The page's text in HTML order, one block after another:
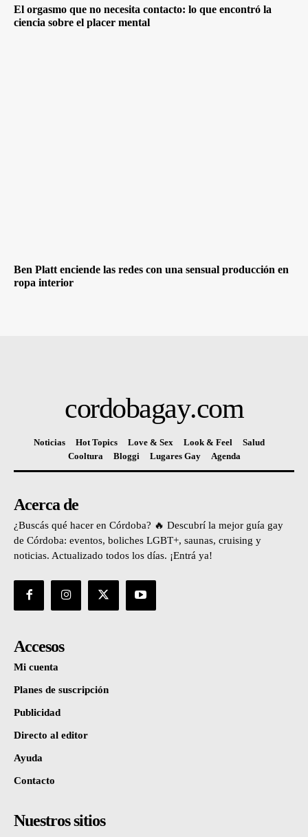
El orgasmo que no necesita contacto: lo que encontró la
ciencia sobre el placer mental
Ben Platt enciende las redes con una sensual producción en
ropa interior
cordobagay.com
Noticias Hot Topics Love & Sex Look & Feel
Salud
Cooltura
Bloggi Lugares Gay Agenda
Acerca de
¿Buscás qué hacer en Córdoba? 🔥 Descubrí la mejor guía gay
de Córdoba: eventos, boliches LGBT+, saunas, cruising y
noticias. Actualizado todos los días. ¡Entrá ya!
Accesos
Mi cuenta
Planes de suscripción
Publicidad
Directo al editor
Ayuda
Contacto
Nuestros sitios